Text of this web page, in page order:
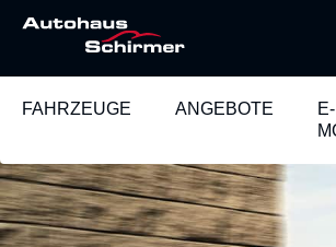
FAHRZEUGE ANGEBOTE
E-